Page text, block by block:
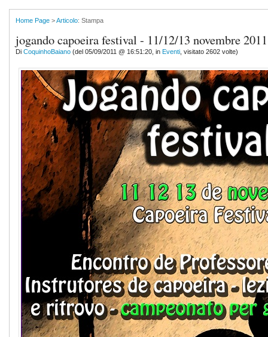
Home Page >Articolo: Stampa
jogando capoeira festival - 11/12/13 novembre 2011
Di CoquinhoBaiano (del 05/09/2011 @ 16:51:20, in Eventi , visitato 2602 volte)